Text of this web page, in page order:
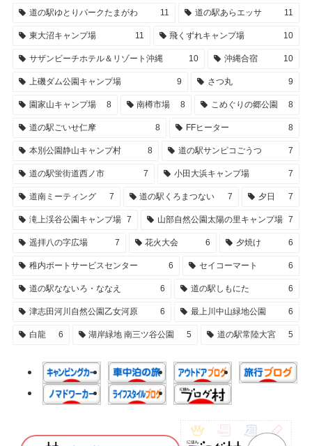
道の駅ゆとりパークたまがわ 11 道の駅あらエッサ 11
東大沼キャンプ場 11 飛くずれキャンプ場 10
サザンビーチホテル＆リゾート沖縄 10 沖縄合宿 10
上磯ダム公園キャンプ場 9 さつ丸 9
園家山キャンプ場 8 南樽市場 8 こめぐりの郷公園 8
道の駅ごいせ仁摩 8 FFヒーター 8
本別公園静山キャンプ村 8 道の駅サンピコごうつ 7
道の駅蛍街道西ノ市 7 小田大浜キャンプ場 7
道南ミーティング 7 道の駅くろまつない 7 夕日 7
滝上渓谷公園キャンプ場 7 山部自然公園太陽の里キャンプ場 7
遥拝八の字広場 7 花火大会 6 夕焼け 6
稚内ポートサービスセンター 6 セイコーマート 6
道の駅なないろ・ななえ 6 道の駅しもにた 6
津志田河川自然公園乙女河原 6 最上川中山緑地公園 6
白龍 6 湖岸緑地 南三ツ谷公園 5 道の駅常陸大宮 5